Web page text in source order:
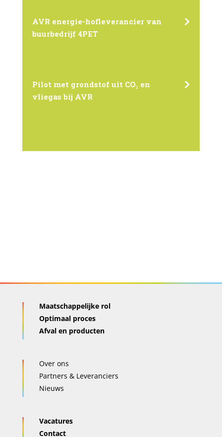
AVR energie-hofleverancier van
buurbedrijf 4PET
Pilot met grondstof uit CO₂ en
vliegas bij AVR
Maatschappelijke rol
Optimaal proces
Afval en producten
Over ons
Partners & Leveranciers
Nieuws
Vacatures
Contact